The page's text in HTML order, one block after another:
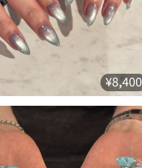
¥8,400